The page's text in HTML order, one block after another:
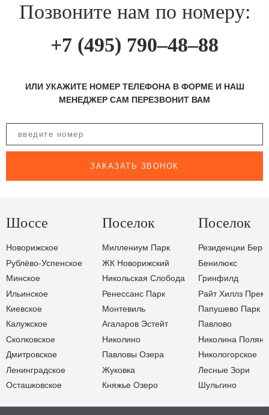
Позвоните нам по номеру:
+7 (495) 790–48–88
ИЛИ УКАЖИТЕ НОМЕР ТЕЛЕФОНА В ФОРМЕ И НАШ
МЕНЕДЖЕР САМ ПЕРЕЗВОНИТ ВАМ
ЗАКАЗАТЬ ЗВОНОК
Шоссе
Новорижское
Рублёво-Успенское
Минское
Ильинское
Киевское
Калужское
Сколковское
Дмитровское
Ленинградское
Осташковское
Поселок
Миллениум Парк
ЖК Новорижский
Никольская Слобода
Ренессанс Парк
Монтевиль
Агаларов Эстейт
Николино
Павловы Озера
Жуковка
Княжье Озеро
Поселок
Резиденции
Бенилюкс
Гринфилд
Райт Хиллз
Папушево Парк
Павлово
Николина Поляна
Никологорское
Лесные Зори
Шульгино